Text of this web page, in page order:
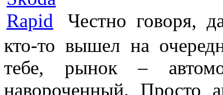
Честно говоря,
кто-то вышел на
тебе, рынок –
навороченный. Просто